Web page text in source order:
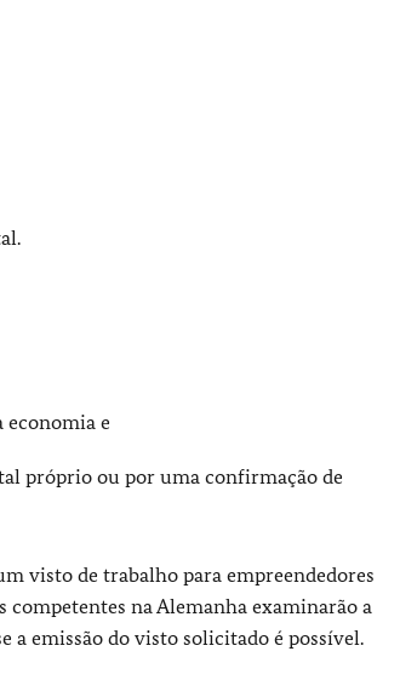
e
próprio ou por uma confirmação de
visto de trabalho para empreendedores
competentes na Alemanha examinarão a
a emissão do visto solicitado é possível.